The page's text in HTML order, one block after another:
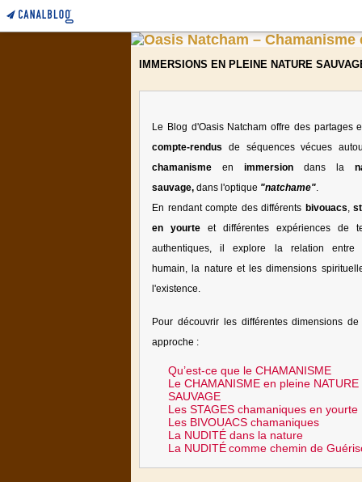
IMMERSIONS EN PLEINE NATURE
Le Blog d'Oasis Natcham offre des partages
compte-rendus de séquences vécues
chamanisme en immersion dans la
sauvage, dans l'optique "natchame".
En rendant compte des différents bivouacs,
en yourte et différentes expériences de
authentiques, il explore la relation entre
humain, la nature et les dimensions
l'existence.
Pour découvrir les différentes dimensions de
approche :
Qu’est-ce que le CHAMANISME
Le CHAMANISME en pleine NATURE
SAUVAGE
Les STAGES chamaniques en yourte
Les BIVOUACS chamaniques
La NUDITÉ dans la nature
La NUDITÉcomme chemin de